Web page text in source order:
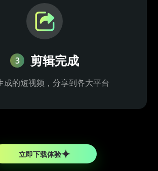
3 剪辑完成
成的短视频，分享到各大平台
立即下载体验